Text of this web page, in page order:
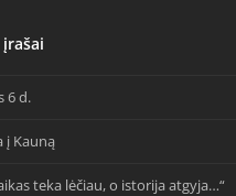
6 d.
į Kauną
teka lėčiau, o istorija atgyja…“